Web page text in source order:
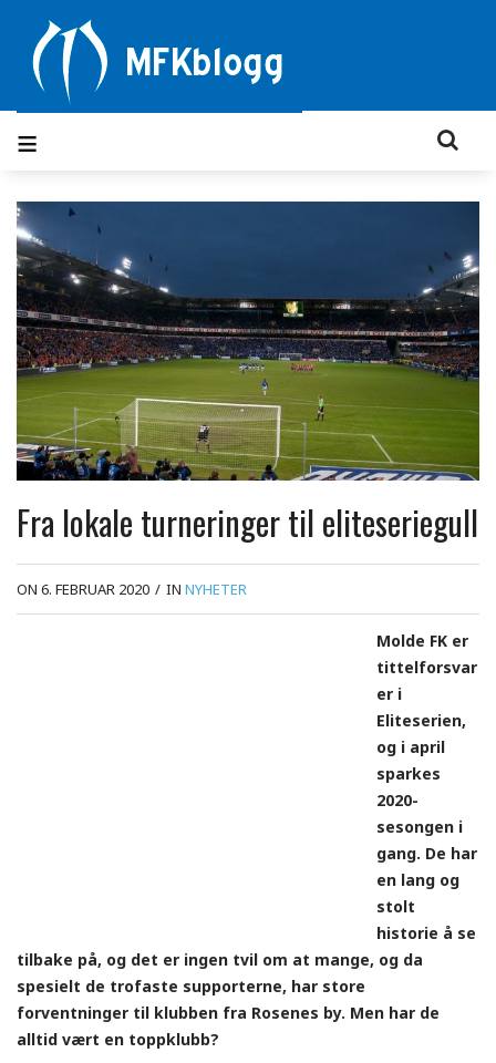
Fra lokale turneringer til eliteseriegull
ON 6. FEBRUAR 2020 / IN NYHETER
Molde FK er
tittelforsvar
er i
Eliteserien,
og i april
sparkes
2020-
sesongen i
gang. De har
en lang og
stolt
historie å se
tilbake på, og det er ingen tvil om at mange, og da
spesielt de trofaste supporterne, har store
forventninger til klubben fra Rosenes by. Men har de
alltid vært en toppklubb?